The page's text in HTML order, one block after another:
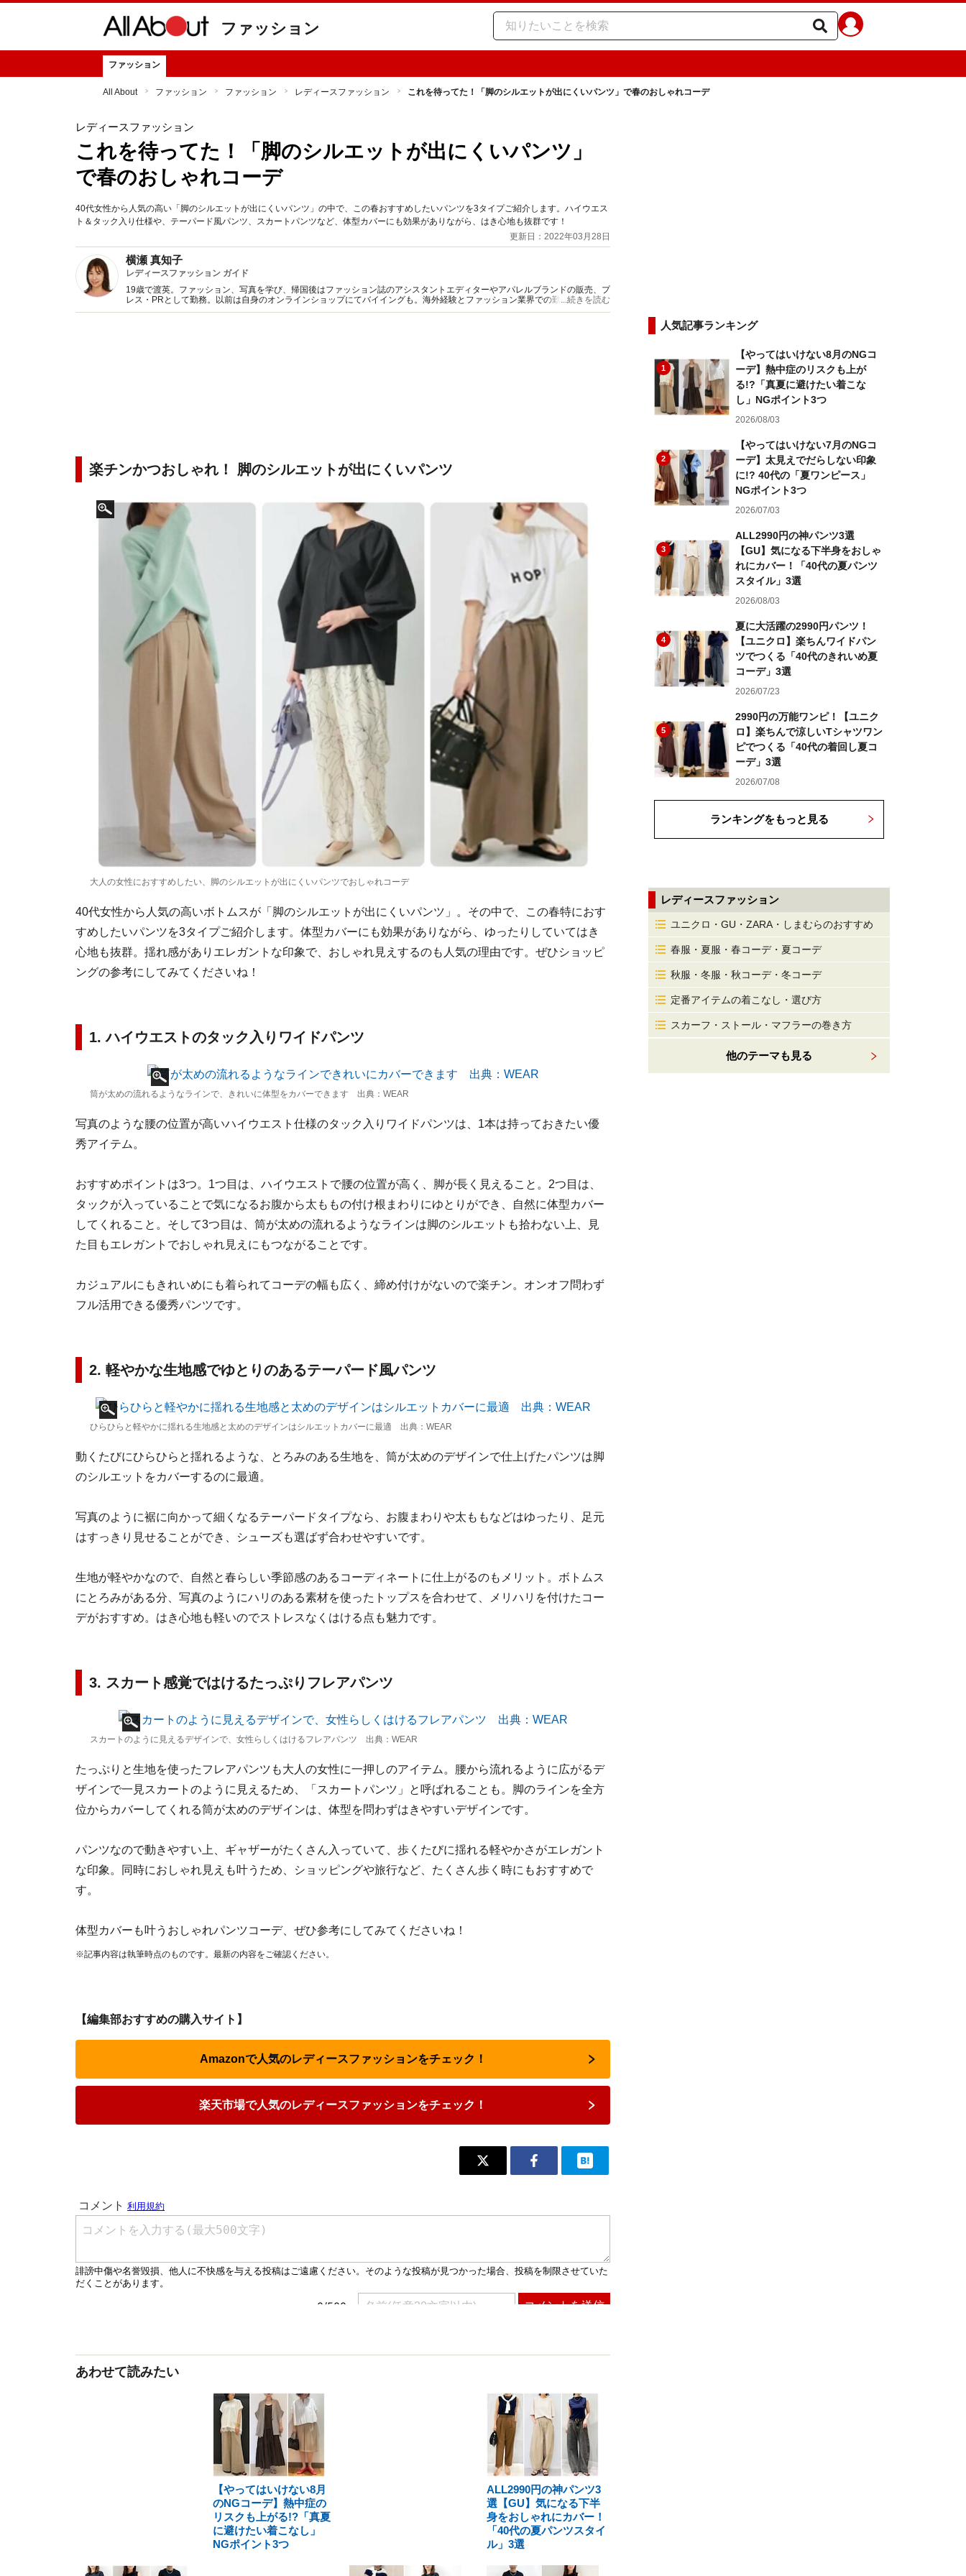
ファッション
ファッション
All About ファッション ファッション レディースファッション これを待ってた！「脚のシルエットが出にくいパンツ」で春のおしゃれコーデ
レディースファッション
これを待ってた！「脚のシルエットが出にくいパンツ」
で春のおしゃれコーデ
40代女性から人気の高い「脚のシルエットが出にくいパンツ」の中で、この春おすすめしたいパンツを3タイプご紹介します。ハイウエス
ト＆タック入り仕様や、テーパード風パンツ、スカートパンツなど、体型カバーにも効果がありながら、はき心地も抜群です！
更新日：2022年03月28日
横瀬 真知子
レディースファッション ガイド
19歳で渡英。ファッション、写真を学び、帰国後はファッション誌のアシスタントエディターやアパレルブランドの販売、プ
レス・PRとして勤務。以前は自身のオンラインショップにてバイイングも。海外経験とファッション業界での勤務経験から
得た知識をもとに、フレッシュなファッション情報をご提供します。
...続きを読む
楽チンかつおしゃれ！ 脚のシルエットが出にくいパンツ
大人の女性におすすめしたい、脚のシルエットが出にくいパンツでおしゃれコーデ
40代女性から人気の高いボトムスが「脚のシルエットが出にくいパンツ」。その中で、この春特におす
すめしたいパンツを3タイプご紹介します。体型カバーにも効果がありながら、ゆったりしていてはき
心地も抜群。揺れ感がありエレガントな印象で、おしゃれ見えするのも人気の理由です。ぜひショッピ
ングの参考にしてみてくださいね！
1. ハイウエストのタック入りワイドパンツ
筒が太めの流れるようなラインで、きれいに体型をカバーできます 出典：WEAR
写真のような腰の位置が高いハイウエスト仕様のタック入りワイドパンツは、1本は持っておきたい優
秀アイテム。
おすすめポイントは3つ。1つ目は、ハイウエストで腰の位置が高く、脚が長く見えること。2つ目は、
タックが入っていることで気になるお腹から太ももの付け根まわりにゆとりができ、自然に体型カバー
してくれること。そして3つ目は、筒が太めの流れるようなラインは脚のシルエットも拾わない上、見
た目もエレガントでおしゃれ見えにもつながることです。
カジュアルにもきれいめにも着られてコーデの幅も広く、締め付けがないので楽チン。オンオフ問わず
フル活用できる優秀パンツです。
2. 軽やかな生地感でゆとりのあるテーパード風パンツ
ひらひらと軽やかに揺れる生地感と太めのデザインはシルエットカバーに最適 出典：WEAR
動くたびにひらひらと揺れるような、とろみのある生地を、筒が太めのデザインで仕上げたパンツは脚
のシルエットをカバーするのに最適。
写真のように裾に向かって細くなるテーパードタイプなら、お腹まわりや太ももなどはゆったり、足元
はすっきり見せることができ、シューズも選ばず合わせやすいです。
生地が軽やかなので、自然と春らしい季節感のあるコーディネートに仕上がるのもメリット。ボトムス
にとろみがある分、写真のようにハリのある素材を使ったトップスを合わせて、メリハリを付けたコー
デがおすすめ。はき心地も軽いのでストレスなくはける点も魅力です。
3. スカート感覚ではけるたっぷりフレアパンツ
スカートのように見えるデザインで、女性らしくはけるフレアパンツ 出典：WEAR
たっぷりと生地を使ったフレアパンツも大人の女性に一押しのアイテム。腰から流れるように広がるデ
ザインで一見スカートのように見えるため、「スカートパンツ」と呼ばれることも。脚のラインを全方
位からカバーしてくれる筒が太めのデザインは、体型を問わずはきやすいデザインです。
パンツなので動きやすい上、ギャザーがたくさん入っていて、歩くたびに揺れる軽やかさがエレガント
な印象。同時におしゃれ見えも叶うため、ショッピングや旅行など、たくさん歩く時にもおすすめで
す。
体型カバーも叶うおしゃれパンツコーデ、ぜひ参考にしてみてくださいね！
※記事内容は執筆時点のものです。最新の内容をご確認ください。
【編集部おすすめの購入サイト】
Amazonで人気のレディースファッションをチェック！
楽天市場で人気のレディースファッションをチェック！
あわせて読みたい
【やってはいけない8月
のNGコーデ】熱中症の
リスクも上がる!?「真夏
に避けたい着こなし」
NGポイント3つ
ALL2990円の神パンツ3
選【GU】気になる下半
身をおしゃれにカバー！
「40代の夏パンツスタイ
ル」3選
人気記事ランキング
1
【やってはいけない8月のNGコ
ーデ】熱中症のリスクも上が
る!?「真夏に避けたい着こな
し」NGポイント3つ
2026/08/03
2
【やってはいけない7月のNGコ
ーデ】太見えでだらしない印象
に!? 40代の「夏ワンピース」
NGポイント3つ
2026/07/03
3
ALL2990円の神パンツ3選
【GU】気になる下半身をおしゃ
れにカバー！「40代の夏パンツ
スタイル」3選
2026/08/03
4
夏に大活躍の2990円パンツ！
【ユニクロ】楽ちんワイドパン
ツでつくる「40代のきれいめ夏
コーデ」3選
2026/07/23
5
2990円の万能ワンピ！【ユニク
ロ】楽ちんで涼しいTシャツワン
ピでつくる「40代の着回し夏コ
ーデ」3選
2026/07/08
ランキングをもっと見る
レディースファッション
ユニクロ・GU・ZARA・しまむらのおすすめ
春服・夏服・春コーデ・夏コーデ
秋服・冬服・秋コーデ・冬コーデ
定番アイテムの着こなし・選び方
スカーフ・ストール・マフラーの巻き方
他のテーマも見る